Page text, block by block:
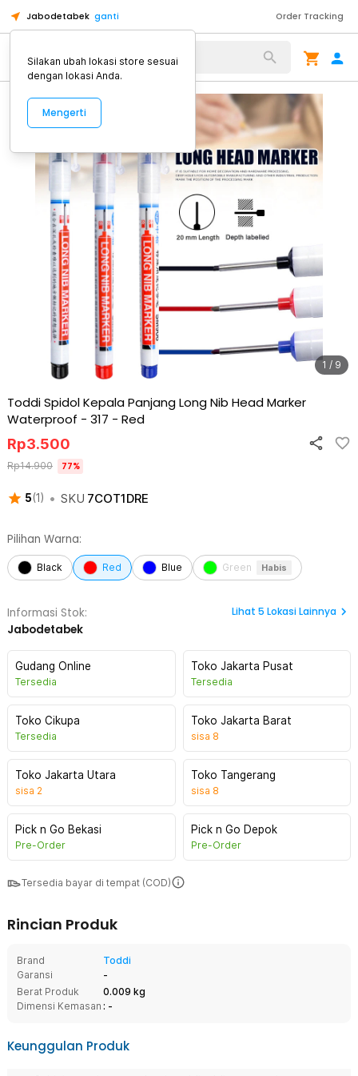
Jabodetabek ganti Order Tracking
Alat Kopi
1 / 9
Toddi Spidol Kepala Panjang Long Nib Head Marker
Waterproof - 317 - Red
5(1 ) • SKU 7COT1DRE
Rp3.500
Rp14.900 77%
Pilihan Warna:
Black Red Blue Green Habis
Informasi Stok:
Jabodetabek
Lihat 5 Lokasi Lainnya
Gudang Online
Tersedia
Toko Jakarta Pusat
Tersedia
Toko Cikupa
Tersedia
Toko Jakarta Barat
sisa 8
Toko Jakarta Utara
sisa 2
Toko Tangerang
sisa 8
Pick n Go Bekasi
Pre-Order
Pick n Go Depok
Pre-Order
Tersedia bayar di tempat (COD)
Rincian Produk
Brand
Toddi
Garansi
-
Berat Produk
0.009 kg
Dimensi Kemasan : -
Keunggulan Produk
Silakan ubah lokasi store sesuai
dengan lokasi Anda.
Mengerti